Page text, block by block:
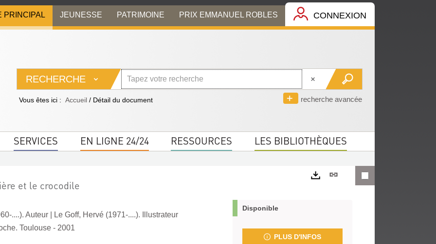
PRINCIPAL JEUNESSE PATRIMOINE PRIX EMMANUEL ROBLES CONNEXION
RECHERCHE
recherche avancée
Vous êtes ici : Accueil / Détail du document
SERVICES EN LIGNE 24/24 RESSOURCES LES BIBLIOTHÈQUES
et le crocodile
....). Auteur
Le Goff, Hervé (1971-....). Illustrateur
Toulouse - 2001
Lien
Disponible
PLUS D'INFOS